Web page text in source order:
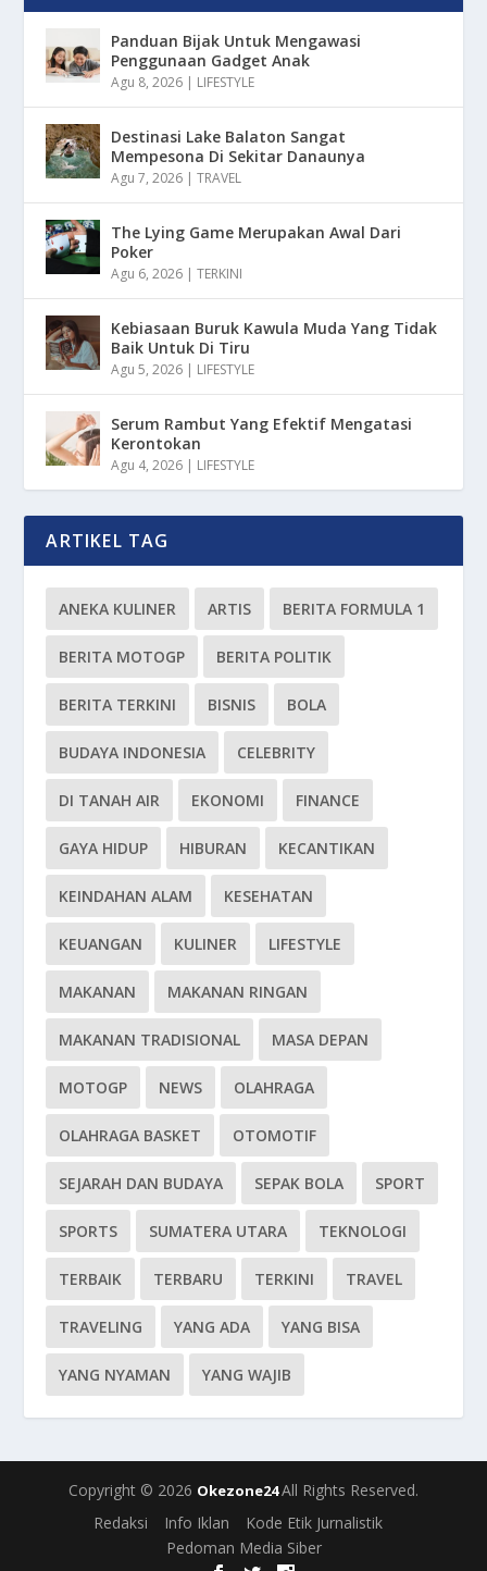
Panduan Bijak Untuk Mengawasi
Penggunaan Gadget Anak
Agu 8, 2026 | LIFESTYLE
Destinasi Lake Balaton Sangat
Mempesona Di Sekitar Danaunya
Agu 7, 2026 |TRAVEL
The Lying Game Merupakan Awal Dari
Poker
Agu 6, 2026 |TERKINI
Kebiasaan Buruk Kawula Muda Yang Tidak
Baik Untuk Di Tiru
Agu 5, 2026 | LIFESTYLE
Serum Rambut Yang Efektif Mengatasi
Kerontokan
Agu 4, 2026 | LIFESTYLE
ARTIKEL TAG
ANEKA KULINER ARTIS BERITA FORMULA 1
BERITA MOTOGP BERITA POLITIK
BERITA TERKINI BISNIS BOLA
BUDAYA INDONESIA CELEBRITY
DI TANAH AIR EKONOMI FINANCE
GAYA HIDUP HIBURAN KECANTIKAN
KEINDAHAN ALAM KESEHATAN
KEUANGAN KULINER LIFESTYLE
MAKANAN MAKANAN RINGAN
MAKANAN TRADISIONAL MASA DEPAN
MOTOGP NEWS OLAHRAGA
OLAHRAGA BASKET OTOMOTIF
SEJARAH DAN BUDAYA SEPAK BOLA SPORT
SPORTS SUMATERA UTARA TEKNOLOGI
TERBAIK TERBARU TERKINI TRAVEL
TRAVELING YANG ADA YANG BISA
YANG NYAMAN YANG WAJIB
Copyright © 2026 Okezone24All Rights Reserved.
Redaksi
Info Iklan
Kode Etik Jurnalistik
Pedoman Media Siber